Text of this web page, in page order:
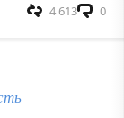
0
4 613